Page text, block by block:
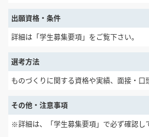
出願資格・条件
詳細は「学生募集要項」をご覧下さい。
選考方法
ものづくりに関する資格や実績、面接・口
その他・注意事項
※詳細は、「学生募集要項」で必ず確認し